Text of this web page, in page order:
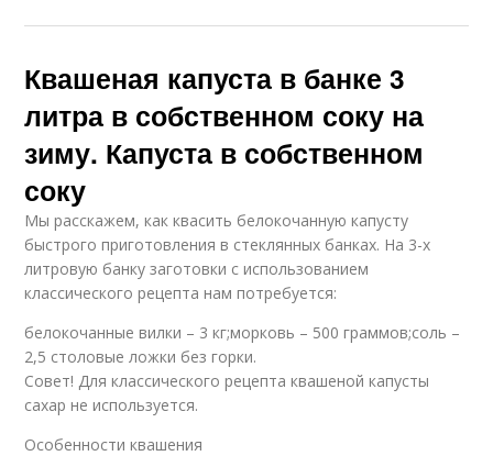
Квашеная капуста в банке 3
литра в собственном соку на
зиму. Капуста в собственном
соку
Мы расскажем, как квасить белокочанную капусту
быстрого приготовления в стеклянных банках. На 3-х
литровую банку заготовки с использованием
классического рецепта нам потребуется:
белокочанные вилки – 3 кг;морковь – 500 граммов;соль –
2,5 столовые ложки без горки.
Совет! Для классического рецепта квашеной капусты
сахар не используется.
Особенности квашения